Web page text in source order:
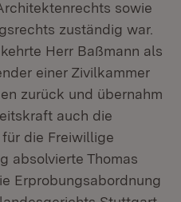
sowie
zuständig war.
Herr Baßmann als
einer Zivilkammer
zurück und übernahm
auch die
die Freiwillige
absolvierte Thomas
Erprobungsabordnung